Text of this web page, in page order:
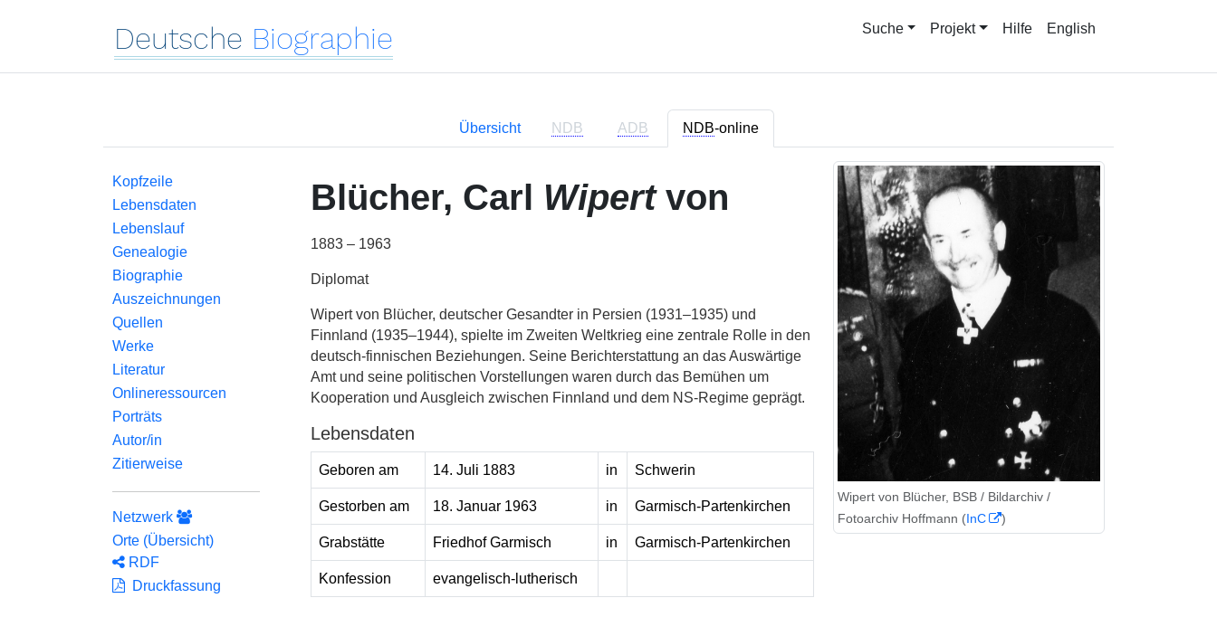
Deutsche Biographie Suche Projekt Hilfe English
Übersicht NDB ADB NDB-online
Kopfzeile
Lebensdaten
Lebenslauf
Genealogie
Biographie
Auszeichnungen
Quellen
Werke
Literatur
Onlineressourcen
Porträts
Autor/in
Zitierweise
Netzwerk
Orte (Übersicht)
RDF
Druckfassung
Blücher, Carl Wipertvon
1883 – 1963
Diplomat
Wipert von Blücher, deutscher Gesandter in Persien (1931–1935) und
Finnland (1935–1944), spielte im Zweiten Weltkrieg eine zentrale Rolle in den
deutsch-finnischen Beziehungen. Seine Berichterstattung an das Auswärtige
Amt und seine politischen Vorstellungen waren durch das Bemühen um
Kooperation und Ausgleich zwischen Finnland und dem NS-Regime geprägt.
Lebensdaten
Geboren am 14. Juli 1883 in Schwerin
Gestorben am 18. Januar 1963 in Garmisch-Partenkirchen
Grabstätte Friedhof Garmisch in Garmisch-Partenkirchen
Konfession evangelisch-lutherisch
Wipert von Blücher, BSB / Bildarchiv /
Fotoarchiv Hoffmann (InC )